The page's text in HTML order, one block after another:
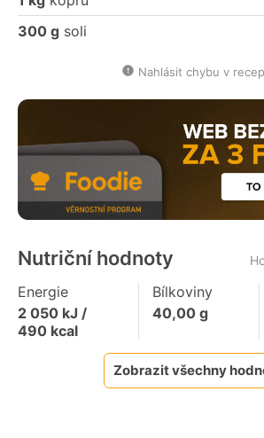
300 g soli
Nahlásit chybu v
Nutriční hodnoty
Energie
2 050 kJ /
490 kcal
Bílkoviny
40,00g
Zobrazit všechny